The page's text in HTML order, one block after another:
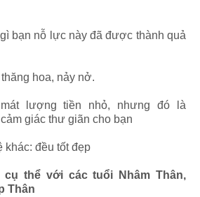
bạn nỗ lực này đã được thành quả
hoa, nảy nở.
lượng tiền nhỏ, nhưng đó là
giác thư giãn cho bạn
khác: đều tốt đẹp
cụ thể với các tuổi Nhâm Thân,
Thân